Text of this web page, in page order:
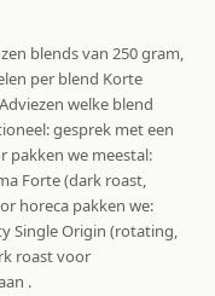
blends van 250 gram,
per blend Korte
welke blend
gesprek met een
pakken we meestal:
Forte (dark roast,
horeca pakken we:
Single Origin (rotating,
roast voor
.